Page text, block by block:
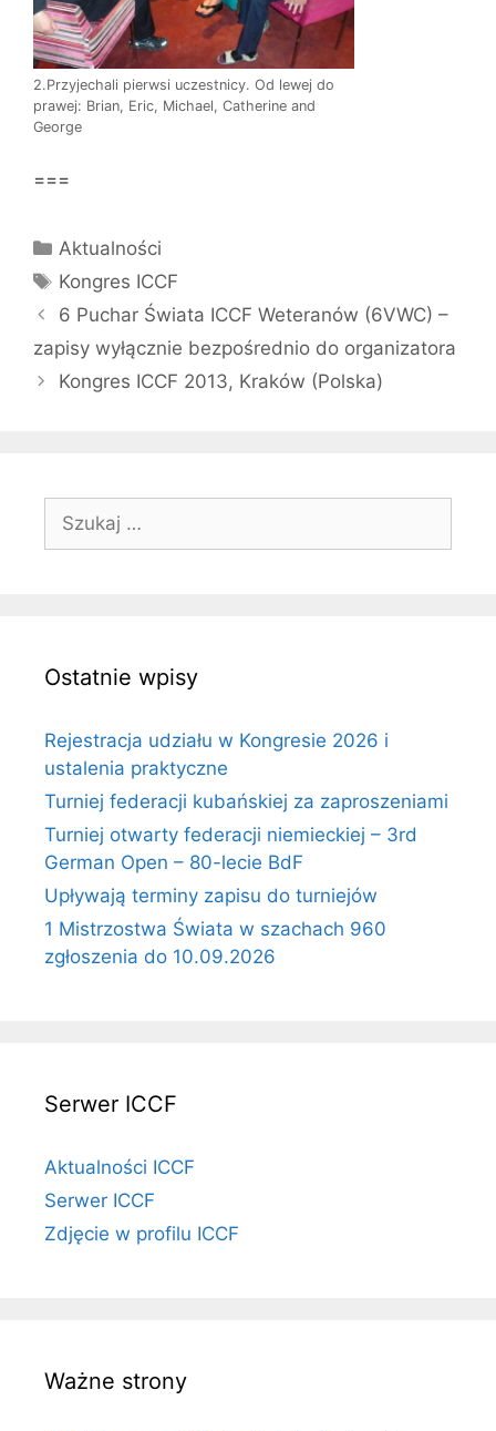
2.Przyjechali pierwsi uczestnicy. Od lewej do
prawej: Brian, Eric, Michael, Catherine and
George
===
Kategorie
Aktualności
Tagi
Kongres ICCF
6 Puchar Świata ICCF Weteranów (6VWC) –
zapisy wyłącznie bezpośrednio do organizatora
Kongres ICCF 2013, Kraków (Polska)
Ostatnie wpisy
Rejestracja udziału w Kongresie 2026 i
ustalenia praktyczne
Turniej federacji kubańskiej za zaproszeniami
Turniej otwarty federacji niemieckiej – 3rd
German Open – 80-lecie BdF
Upływają terminy zapisu do turniejów
1 Mistrzostwa Świata w szachach 960
zgłoszenia do 10.09.2026
Serwer ICCF
Aktualności ICCF
Serwer ICCF
Zdjęcie w profilu ICCF
Ważne strony